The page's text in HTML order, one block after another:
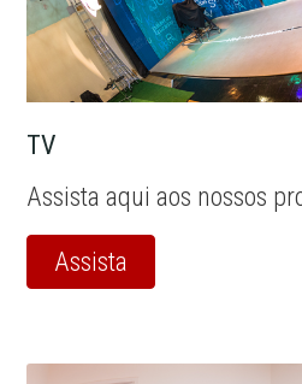
TV
Assista aqui aos nossos
Assista